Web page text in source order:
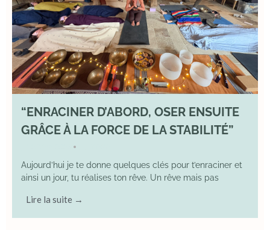
“ENRACINER D’ABORD, OSER ENSUITE
GRÂCE À LA FORCE DE LA STABILITÉ”
•
Aujourd’hui je te donne quelques clés pour t’enraciner et
ainsi un jour, tu réalises ton rêve. Un rêve mais pas
Lire la suite →